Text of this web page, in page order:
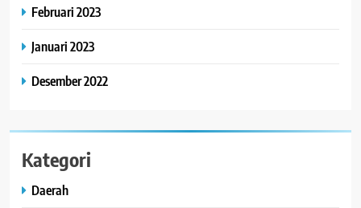
Februari 2023
Januari 2023
Desember 2022
Kategori
Daerah